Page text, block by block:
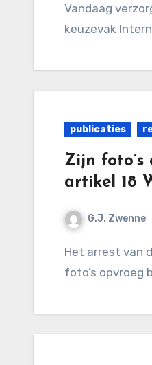
Vandaag verzorgde ik het werkcollege over privacy en internet – onderdeel van het
keuzevak
publicaties
Zijn foto’s
artikel 18
G.J. Zwenne
Het arrest van de Hoge Raad van 23 maart dit jaar (over een OvJ die o.b.v. art 126nd WvSv
foto’s opvroeg